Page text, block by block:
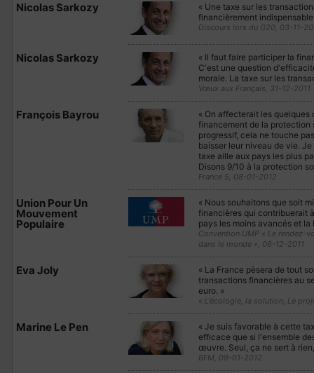
Nicolas Sarkozy
« Une taxe sur les
financièrement
Discours lors du G20, 03-11-
Nicolas Sarkozy
« Il faut faire participer la
C'est une question
morale. La taxe sur les
Vœux aux Français, 31-12-2011
François Bayrou
« On affecterait les
financement de la protection
progressif, cela ne touche
baisser leur niveau de vie.
taxe aille aux pays les plus
Disons 9/10 à la protection
France 5, 08-01-2012
Union Pour Un
Mouvement
Populaire
« Nous souhaitons que soit
financières qui contribuerait
pays les moins avancés et
Convention UMP « Le rendez-
dans le monde », 06-12-2011
Eva Joly
« La France pèsera de tout
transactions financières au
euro. »
« L'écologie, la solution, Le
Marine Le Pen
« Je suis favorable à cette
efficace que si l'ensemble
œuvre. Seul, ça ne sert à
BFM, 09-01-2012